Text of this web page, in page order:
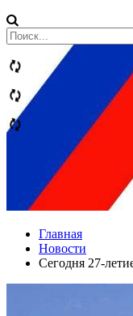
Сообщений
категории
Теги
Главная
Новости
Сегодня 27-